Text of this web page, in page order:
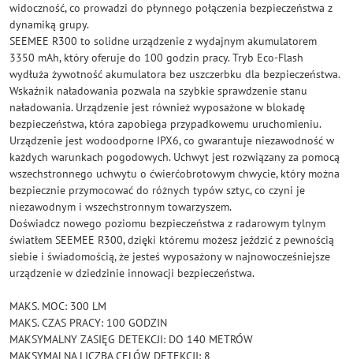
widoczność, co prowadzi do płynnego połączenia bezpieczeństwa z
dynamiką grupy.
SEEMEE R300 to solidne urządzenie z wydajnym akumulatorem
3350 mAh, który oferuje do 100 godzin pracy. Tryb Eco-Flash
wydłuża żywotność akumulatora bez uszczerbku dla bezpieczeństwa.
Wskaźnik naładowania pozwala na szybkie sprawdzenie stanu
naładowania. Urządzenie jest również wyposażone w blokadę
bezpieczeństwa, która zapobiega przypadkowemu uruchomieniu.
Urządzenie jest wodoodporne IPX6, co gwarantuje niezawodność w
każdych warunkach pogodowych. Uchwyt jest rozwiązany za pomocą
wszechstronnego uchwytu o ćwierćobrotowym chwycie, który można
bezpiecznie przymocować do różnych typów sztyc, co czyni je
niezawodnym i wszechstronnym towarzyszem.
Doświadcz nowego poziomu bezpieczeństwa z radarowym tylnym
światłem SEEMEE R300, dzięki któremu możesz jeździć z pewnością
siebie i świadomością, że jesteś wyposażony w najnowocześniejsze
urządzenie w dziedzinie innowacji bezpieczeństwa.
MAKS. MOC: 300 LM
MAKS. CZAS PRACY: 100 GODZIN
MAKSYMALNY ZASIĘG DETEKCJI: DO 140 METRÓW
MAKSYMALNA LICZBA CELÓW DETEKCJI: 8